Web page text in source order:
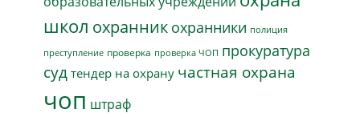
школ охранник охранники полиция
преступление проверка проверка ЧОП прокуратура
суд тендер на охрану частная охрана
чоп штраф